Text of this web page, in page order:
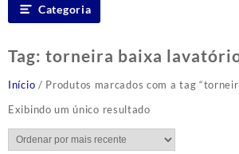
Categoria
Tag: torneira baixa
Início / Produtos marcados com a tag
Exibindo um único resultado